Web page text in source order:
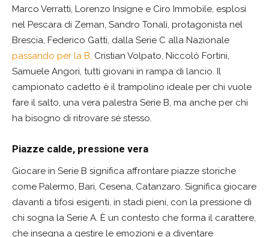
Marco Verratti, Lorenzo Insigne e Ciro Immobile, esplosi
nel Pescara di Zeman, Sandro Tonali, protagonista nel
Brescia, Federico Gatti, dalla Serie C alla Nazionale
passando per la B, Cristian Volpato, Niccolò Fortini,
Samuele Angori, tutti giovani in rampa di lancio. Il
campionato cadetto è il trampolino ideale per chi vuole
fare il salto, una vera palestra Serie B, ma anche per chi
ha bisogno di ritrovare sé stesso.
Piazze calde, pressione vera
Giocare in Serie B significa affrontare piazze storiche
come Palermo, Bari, Cesena, Catanzaro. Significa giocare
davanti a tifosi esigenti, in stadi pieni, con la pressione di
chi sogna la Serie A. È un contesto che forma il carattere,
che insegna a gestire le emozioni e a diventare